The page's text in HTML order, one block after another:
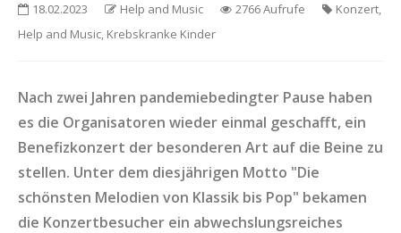
18.02.2023 Help and Music 2766 Aufrufe
Konzert,
Help and Music, Krebskranke Kinder
Nach zwei Jahren pandemiebedingter Pause haben
es die Organisatoren wieder einmal geschafft, ein
Benefizkonzert der besonderen Art auf die Beine zu
stellen. Unter dem diesjährigen Motto "Die
schönsten Melodien von Klassik bis Pop" bekamen
die Konzertbesucher ein abwechslungsreiches